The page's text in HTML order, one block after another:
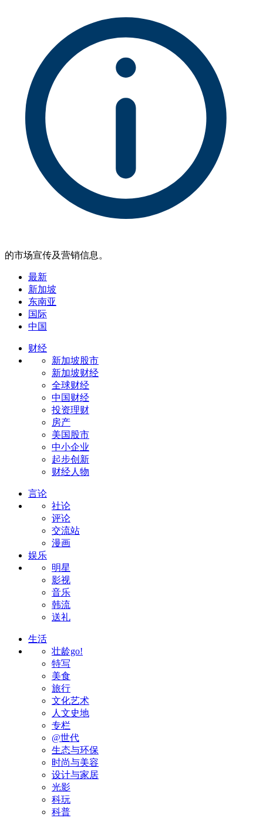
的市场宣传及营销信息。
最新
新加坡
东南亚
国际
中国
财经
新加坡股市
新加坡财经
全球财经
中国财经
投资理财
房产
美国股市
中小企业
起步创新
财经人物
言论
社论
评论
交流站
漫画
娱乐
明星
影视
音乐
韩流
送礼
生活
壮龄go!
特写
美食
旅行
文化艺术
人文史地
专栏
@世代
生态与环保
时尚与美容
设计与家居
光影
科玩
科普